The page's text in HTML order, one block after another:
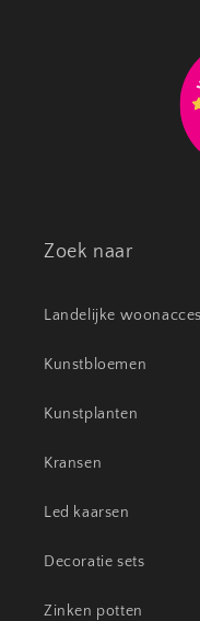
Zoek naar
Landelijke
Kunstbloemen
Kunstplanten
Kransen
Led kaarsen
Decoratie sets
Zinken potten